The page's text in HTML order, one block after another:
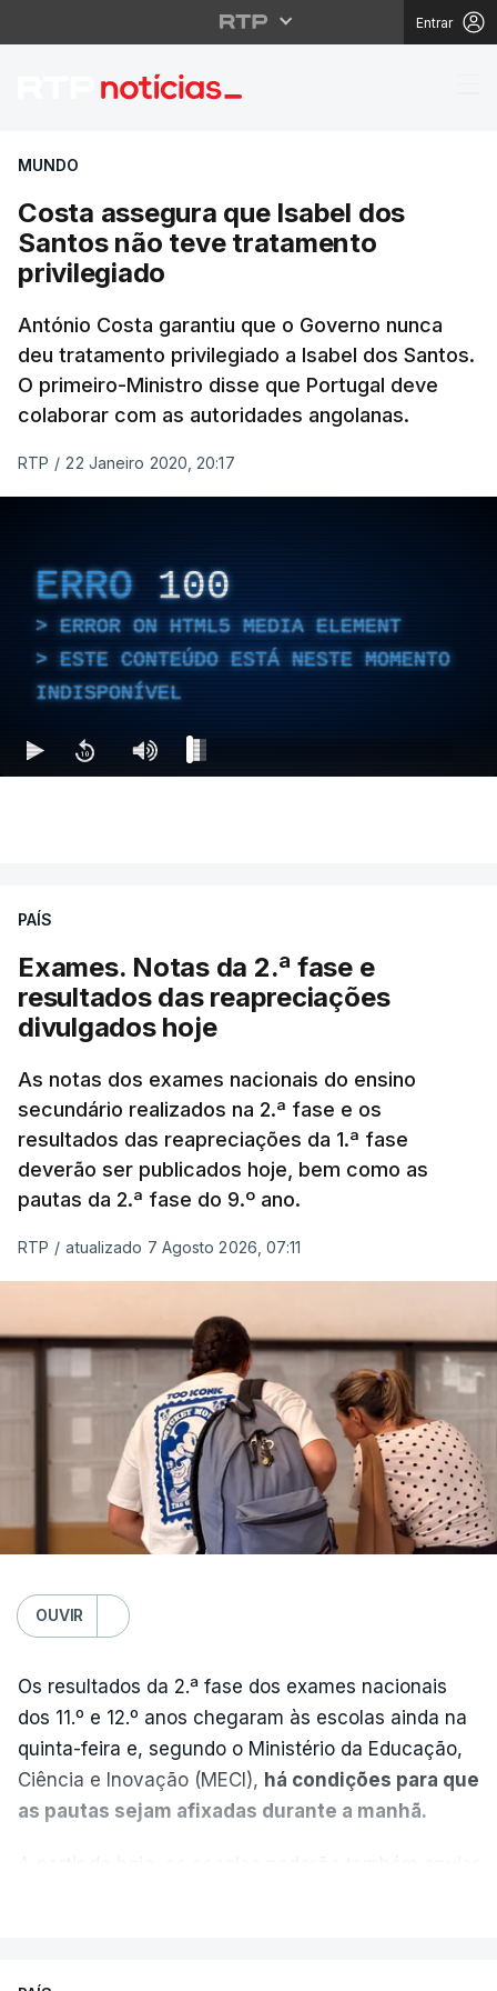
Entrar
Costa assegura que
MUNDO
Costa assegura que Isabel dos
Santos não teve tratamento
privilegiado
António Costa garantiu que o Governo nunca
deu tratamento privilegiado a Isabel dos Santos.
O primeiro-Ministro disse que Portugal deve
colaborar com as autoridades angolanas.
RTP / 22 Janeiro 2020, 20:17
ERRO 100
ERROR ON HTML5 MEDIA ELEMENT
ESTE CONTEÚDO ESTÁ NESTE MOMENTO
INDISPONÍVEL
PAÍS
Exames. Notas da 2.ª fase e
resultados das reapreciações
divulgados hoje
As notas dos exames nacionais do ensino
secundário realizados na 2.ª fase e os
resultados das reapreciações da 1.ª fase
deverão ser publicados hoje, bem como as
pautas da 2.ª fase do 9.º ano.
RTP / atualizado 7 Agosto 2026, 07:11
OUVIR
Os resultados da 2.ª fase dos exames nacionais
dos 11.º e 12.º anos chegaram às escolas ainda na
quinta-feira e, segundo o Ministério da Educação,
Ciência e Inovação (MECI), há condições para que
as pautas sejam afixadas durante a manhã.